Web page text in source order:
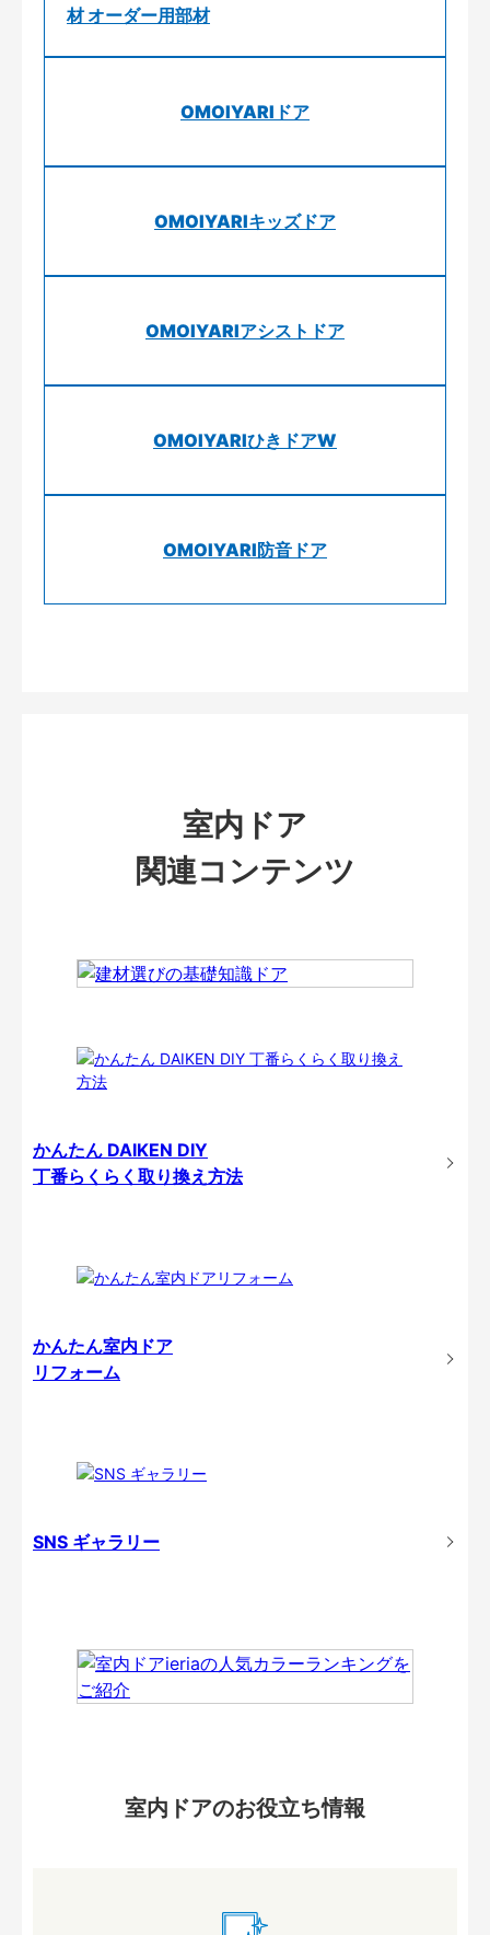
材 オーダー用部材
OMOIYARIドア
OMOIYARIキッズドア
OMOIYARIアシストドア
OMOIYARIひきドアW
OMOIYARI防音ドア
室内ドア
関連コンテンツ
かんたん DAIKEN DIY
丁番らくらく取り換え方法
かんたん室内ドア
リフォーム
SNS ギャラリー
室内ドアのお役立ち情報